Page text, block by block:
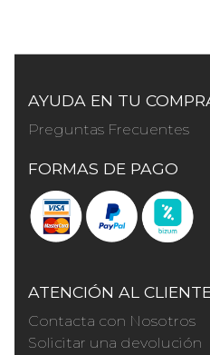
AYUDA EN TU
Preguntas Frecuentes
FORMAS DE PAGO
ATENCIÓN AL CLIENTE
Contacta con Nosotros
Solicitar una devolución